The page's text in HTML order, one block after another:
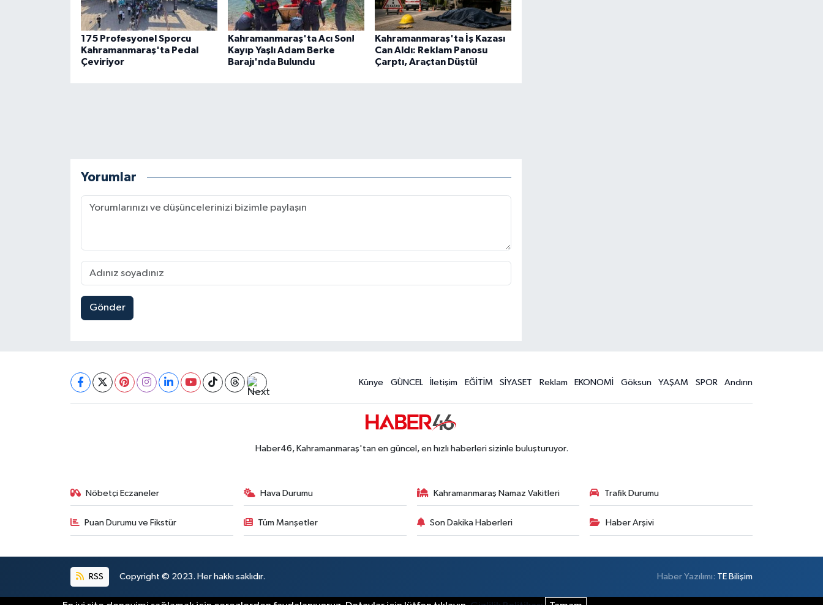
175 Profesyonel Sporcu
Kahramanmaraş'ta Pedal
Çeviriyor
Kahramanmaraş'ta Acı Son!
Kayıp Yaşlı Adam Berke
Barajı'nda Bulundu
Kahramanmaraş'ta İş Kazası
Can Aldı: Reklam Panosu
Çarptı, Araçtan Düştü!
Yorumlar
Gönder
Künye GÜNCEL İletişim EĞİTİM SİYASET Reklam EKONOMİ Göksun YAŞAM SPOR Andırın
Haber46, Kahramanmaraş'tan en güncel, en hızlı haberleri sizinle buluşturuyor.
Nöbetçi Eczaneler Hava Durumu Kahramanmaraş Namaz Vakitleri Trafik Durumu
Puan Durumu ve Fikstür Tüm Manşetler Son Dakika Haberleri Haber Arşivi
RSS Copyright © 2023. Her hakkı saklıdır. Haber Yazılımı: TE Bilişim